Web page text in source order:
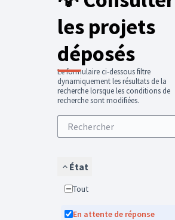
les projets
déposés
Le formulaire ci-dessous filtre
dynamiquement les résultats de la
recherche lorsque les conditions de
recherche sont modifiées.
État
Tout
En attente de réponse